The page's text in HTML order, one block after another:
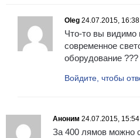
Oleg 24.07.2015, 16:38
Что-то вы видимо
современное
оборудование ???
Войдите, чтобы
Аноним 24.07.2015, 15:54
За 400 лямов можно